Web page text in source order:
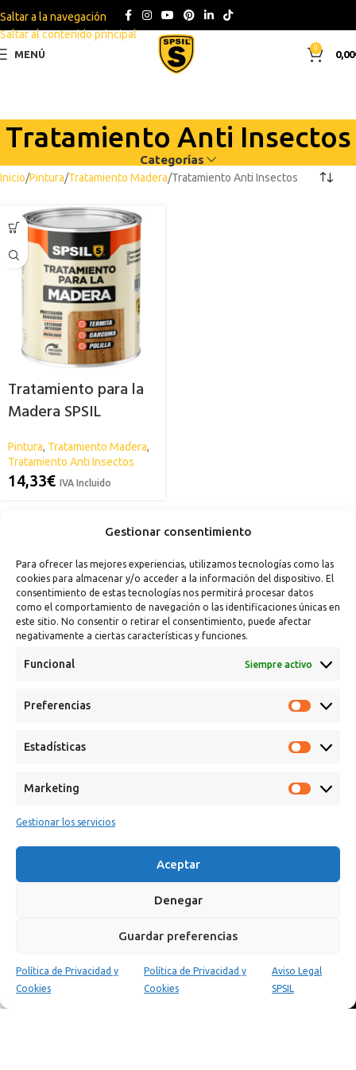
Gestionar consentimiento
Para ofrecer las mejores experiencias, utilizamos tecnologías como las
cookies para almacenar y/o acceder a la información del dispositivo. El
consentimiento de estas tecnologías nos permitirá procesar datos
como el comportamiento de navegación o las identificaciones únicas en
este sitio. No consentir o retirar el consentimiento, puede afectar
negativamente a ciertas características y funciones.
Funcional Siempre activo
Preferencias
Estadísticas
Marketing
Gestionar los servicios
Aceptar
Denegar
Guardar preferencias
Política de Privacidad y
Cookies
Política de Privacidad y
Cookies
Aviso Legal
SPSIL
Saltar a la navegación
Saltar al contenido principal
MENÚ
0
0,00
Tratamiento Anti Insectos
Categorías
Inicio Pintura Tratamiento Madera Tratamiento Anti Insectos
Tratamiento para la
Madera SPSIL
Pintura, Tratamiento Madera,
Tratamiento Anti Insectos
14,33€ IVA Incluido
Calle Campanar, 4º, 03330 Crevillent (Alicante)
+34 641 61 06 23
paint@spsil.es
Aviso Legal Política de Privacidad y Cookies
0
Carrito
Mi cuenta